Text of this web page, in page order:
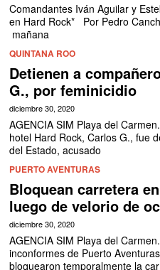
Comandantes Iván Aguilar y
en Hard Rock* Por Pedro
mañana
QUINTANA ROO
Detienen a
G., por feminicidio
diciembre 30, 2020
AGENCIA SIM Playa del
hotel Hard Rock, Carlos G., fue
del Estado, acusado
PUERTO AVENTURAS
Bloquean carretera
luego de velorio de
diciembre 30, 2020
AGENCIA SIM Playa del
inconformes de Puerto
bloquearon temporalmente la